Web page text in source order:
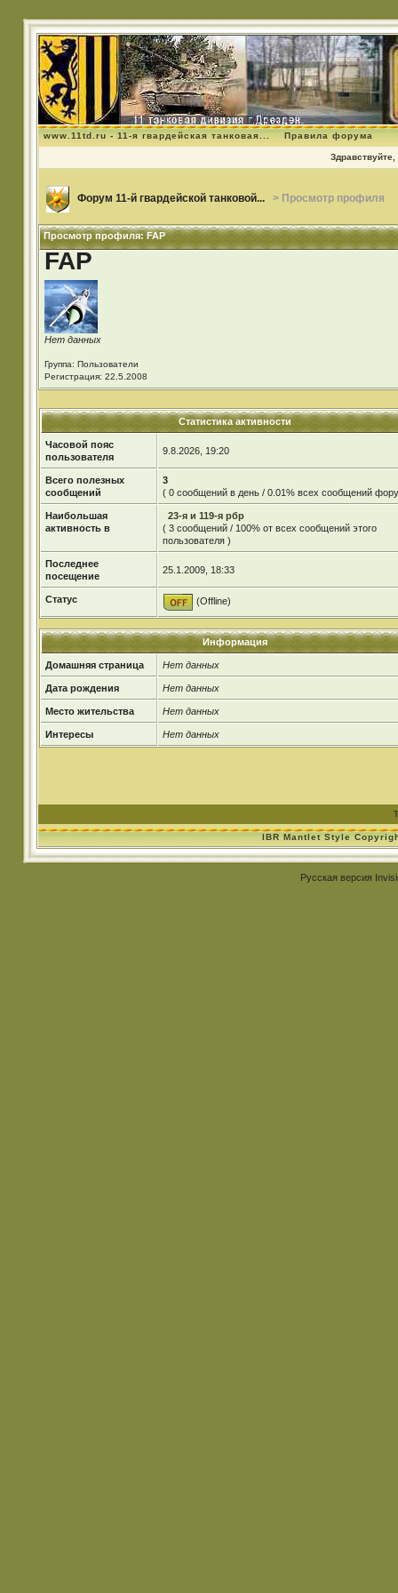
www.11td.ru - 11-я гвардейская танковая... Правила форума
Здравствуйте,
Форум 11-й гвардейской танковой... > Просмотр профиля
Просмотр профиля: FAP
FAP
Нет данных
Группа: Пользователи
Регистрация: 22.5.2008
Статистика активности
Часовой пояс
пользователя
9.8.2026, 19:20
Всего полезных
сообщений
3
( 0 сообщений в день / 0.01% всех сообщений
Наибольшая
активность в
23-я и 119-я рбр
( 3 сообщений / 100% от всех сообщений этого
пользователя )
Последнее
посещение
25.1.2009, 18:33
Статус (Offline)
Информация
Домашняя страница Нет данных
Дата рождения Нет данных
Место жительства Нет данных
Интересы Нет данных
IBR Mantlet Style
Русская версия